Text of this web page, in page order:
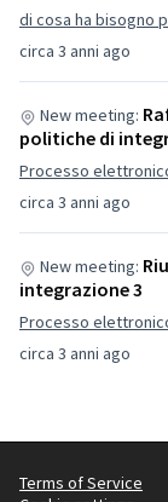
circa 3 anni ago
di cosa ha bisogno
circa 3 anni ago
New meeting:
politiche di
Processo
circa 3 anni ago
New meeting:
integrazione 3
Processo
Terms of Service